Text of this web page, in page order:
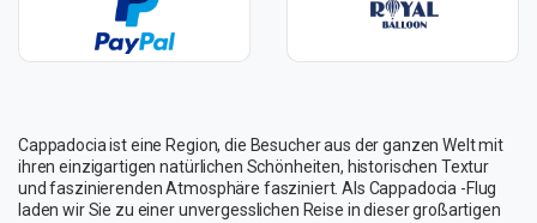
Cappadocia ist eine Region, die Besucher aus der ganzen Welt mit
ihren einzigartigen natürlichen Schönheiten, historischen Textur
und faszinierenden Atmosphäre fasziniert. Als Cappadocia -Flug
laden wir Sie zu einer unvergesslichen Reise in dieser großartigen